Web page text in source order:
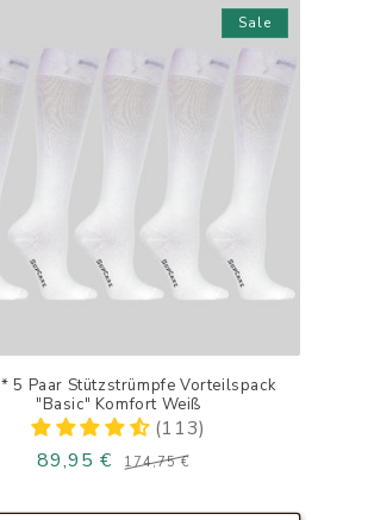
Sale
5 Paar Stützstrümpfe Vorteilspack
"Basic" Komfort Weiß
(113)
174,75 €
89,95 €